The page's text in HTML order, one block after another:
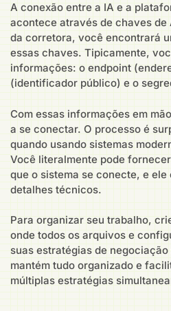
A conexão entre a IA e a
acontece através de chaves de
da corretora, você encontrará
essas chaves. Tipicamente,
informações: o endpoint
(identificador público) e o
Com essas informações em
a se conectar. O processo é
quando usando sistemas
Você literalmente pode
que o sistema se conecte, e
detalhes técnicos.
Para organizar seu trabalho,
onde todos os arquivos e
suas estratégias de
mantém tudo organizado e
múltiplas estratégias